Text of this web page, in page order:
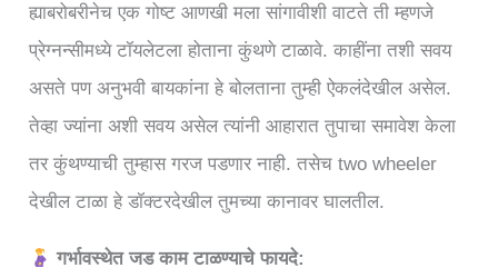
ह्याबरोबरीनेच एक गोष्ट आणखी मला सांगावीशी वाटते ती म्हणजे
प्रेग्नन्सीमध्ये टॉयलेटला होताना कुंथणे टाळावे. काहींना तशी सवय
असते पण अनुभवी बायकांना हे बोलताना तुम्ही ऐकलंदेखील असेल.
तेव्हा ज्यांना अशी सवय असेल त्यांनी आहारात तुपाचा समावेश केला
तर कुंथण्याची तुम्हास गरज पडणार नाही. तसेच two wheeler
देखील टाळा हे डॉक्टरदेखील तुमच्या कानावर घालतील.
गर्भावस्थेत जड काम टाळण्याचे फायदे: